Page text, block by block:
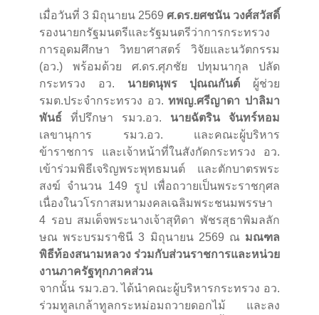
เมื่อวันที่ 3 มิถุนายน 2569 ศ.ดร.ยศชนัน วงศ์สวัสดิ์
รองนายกรัฐมนตรีและรัฐมนตรีว่าการกระทรวง
การอุดมศึกษา วิทยาศาสตร์ วิจัยและนวัตกรรม
(อว.) พร้อมด้วย ศ.ดร.ศุภชัย ปทุมนากุล ปลัด
กระทรวง อว. นายดนุพร ปุณณกันต์ ผู้ช่วย
รมต.ประจำกระทรวง อว.ทพญ.ศรีญาดา ปาลิมา
พันธ์ ที่ปรึกษา รมว.อว. นายฉัตริน จันทร์หอม
เลขานุการ รมว.อว. และคณะผู้บริหาร
ข้าราชการ และเจ้าหน้าที่ในสังกัดกระทรวง อว.
เข้าร่วมพิธีเจริญพระพุทธมนต์ และตักบาตรพระ
สงฆ์ จำนวน 149 รูป เพื่อถวายเป็นพระราชกุศล
เนื่องในวโรกาสมหามงคลเฉลิมพระชนมพรรษา
4 รอบ สมเด็จพระนางเจ้าสุทิดา พัชรสุธาพิมลลัก
ษณ พระบรมราชินี 3 มิถุนายน 2569 ณ มณฑล
พิธีท้องสนามหลวง ร่วมกับส่วนราชการและหน่วย
งานภาครัฐทุกภาคส่วน
จากนั้น รมว.อว. ได้นำคณะผู้บริหารกระทรวง อว.
ร่วมทูลเกล้าทูลกระหม่อมถวายดอกไม้ และลง